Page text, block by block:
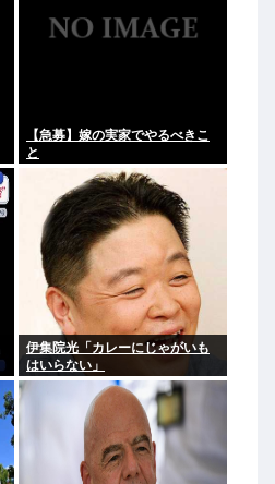
【急募】嫁の実家でやるべきこ
と
伊集院光「カレーにじゃがいも
はいらない」